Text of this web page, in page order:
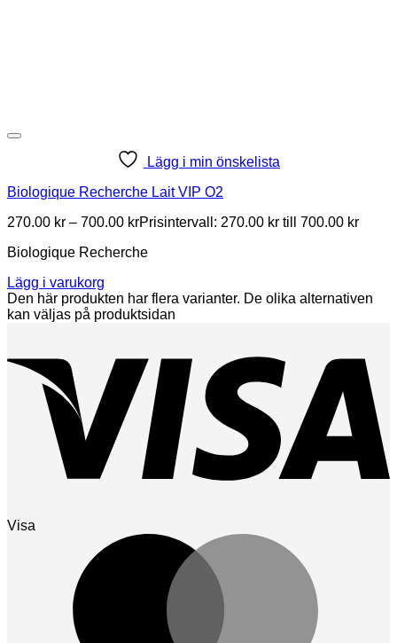
Lägg i min önskelista
Biologique Recherche Lait VIP O2
270.00 kr – 700.00 krPrisintervall: 270.00 kr till 700.00 kr
Biologique Recherche
Lägg i varukorg
Den här produkten har flera varianter. De olika alternativen
kan väljas på produktsidan
Visa